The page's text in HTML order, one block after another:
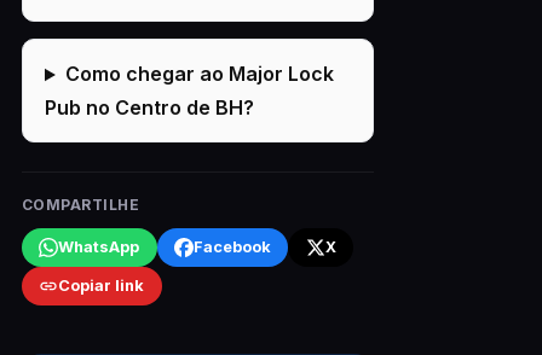
Como chegar ao Major Lock
Pub no Centro de BH?
COMPARTILHE
WhatsApp Facebook X
Copiar link